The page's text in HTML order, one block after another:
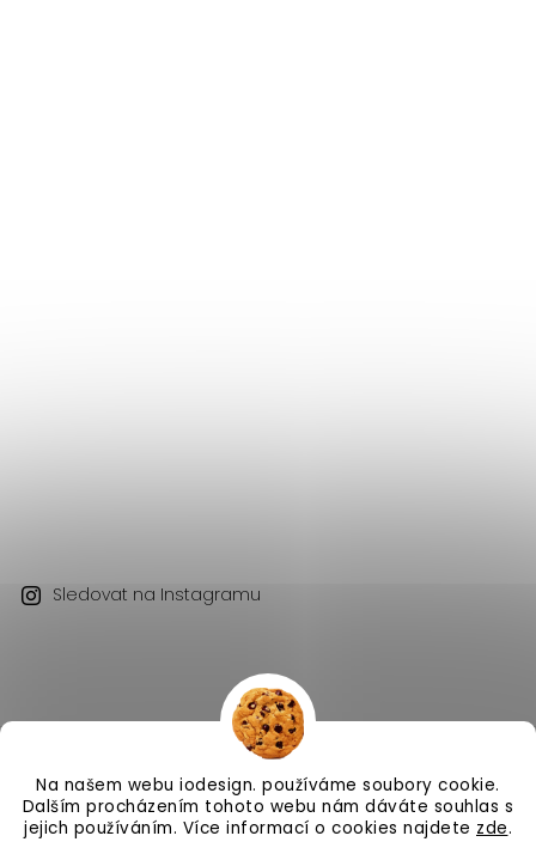
Na našem webu iodesign. používáme soubory cookie.
Dalším procházením tohoto webu nám dáváte souhlas s
jejich používáním. Více informací o cookies najdete zde.
Sledovat na Instagramu
Copyright 2026 iodesign. . Všechna práva vyhrazena.
Vytvořil Shoptet| DesignShoptak.cz